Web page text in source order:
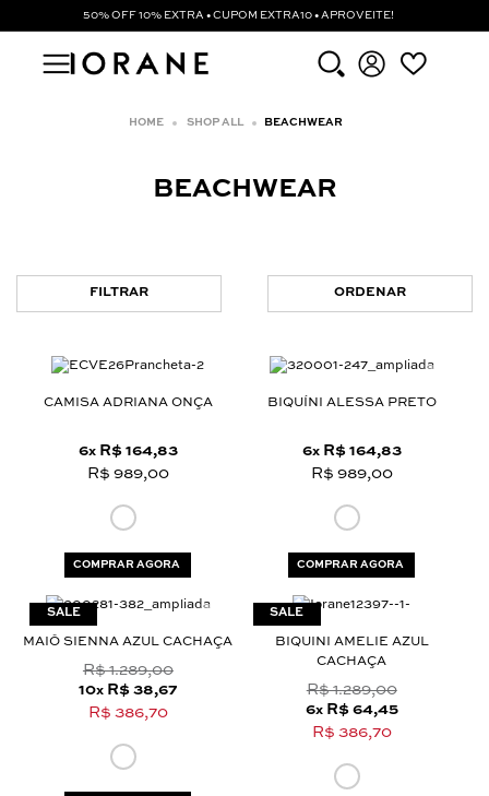
50% OFF 10% EXTRA • CUPOM EXTRA10 • APROVEITE!
SHOP ALL BEACHWEAR
BEACHWEAR
FILTRAR ORDENAR
CAMISA ADRIANA ONÇA
6x R$ 164,83
R$ 989,00
COMPRAR AGORA
BIQUÍNI ALESSA PRETO
6x R$ 164,83
R$ 989,00
COMPRAR AGORA
MAIÔ SIENNA AZUL CACHAÇA
R$ 1.289,00
10x R$ 38,67
R$ 386,70
BIQUINI AMELIE AZUL
CACHAÇA
R$ 1.289,00
6x R$ 64,45
R$ 386,70